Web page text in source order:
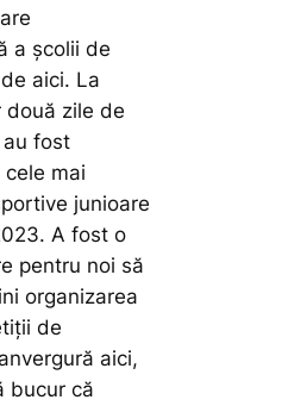
a școlii de
aici. La
două zile de
fost
mai
junioare
A fost o
pentru noi să
organizarea
de
aici,
bucur că